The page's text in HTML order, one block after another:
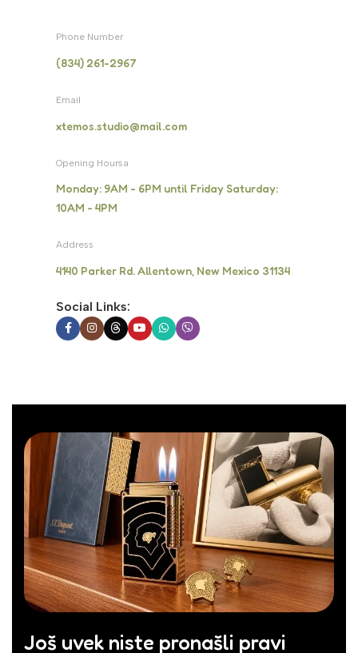
Phone Number
(834) 261-2967
Email
xtemos.studio@mail.com
Opening Hoursa
Monday: 9AM - 6PM until Friday Saturday:
10AM - 4PM
Address
4140 Parker Rd. Allentown, New Mexico 31134
Social Links:
Još uvek niste pronašli pravi